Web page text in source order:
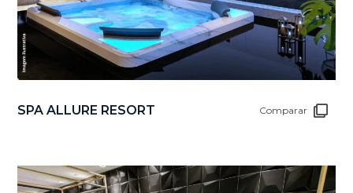
SPA ALLURE RESORT Comparar